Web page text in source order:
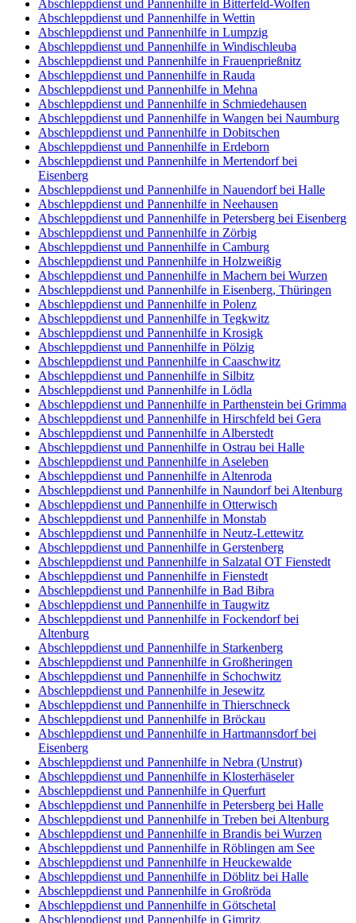
Abschleppdienst und Pannenhilfe in Bitterfeld-Wolfen
Abschleppdienst und Pannenhilfe in Wettin
Abschleppdienst und Pannenhilfe in Lumpzig
Abschleppdienst und Pannenhilfe in Windischleuba
Abschleppdienst und Pannenhilfe in Frauenprießnitz
Abschleppdienst und Pannenhilfe in Rauda
Abschleppdienst und Pannenhilfe in Mehna
Abschleppdienst und Pannenhilfe in Schmiedehausen
Abschleppdienst und Pannenhilfe in Wangen bei Naumburg
Abschleppdienst und Pannenhilfe in Dobitschen
Abschleppdienst und Pannenhilfe in Erdeborn
Abschleppdienst und Pannenhilfe in Mertendorf bei
Eisenberg
Abschleppdienst und Pannenhilfe in Nauendorf bei Halle
Abschleppdienst und Pannenhilfe in Neehausen
Abschleppdienst und Pannenhilfe in Petersberg bei Eisenberg
Abschleppdienst und Pannenhilfe in Zörbig
Abschleppdienst und Pannenhilfe in Camburg
Abschleppdienst und Pannenhilfe in Holzweißig
Abschleppdienst und Pannenhilfe in Machern bei Wurzen
Abschleppdienst und Pannenhilfe in Eisenberg, Thüringen
Abschleppdienst und Pannenhilfe in Polenz
Abschleppdienst und Pannenhilfe in Tegkwitz
Abschleppdienst und Pannenhilfe in Krosigk
Abschleppdienst und Pannenhilfe in Pölzig
Abschleppdienst und Pannenhilfe in Caaschwitz
Abschleppdienst und Pannenhilfe in Silbitz
Abschleppdienst und Pannenhilfe in Lödla
Abschleppdienst und Pannenhilfe in Parthenstein bei Grimma
Abschleppdienst und Pannenhilfe in Hirschfeld bei Gera
Abschleppdienst und Pannenhilfe in Alberstedt
Abschleppdienst und Pannenhilfe in Ostrau bei Halle
Abschleppdienst und Pannenhilfe in Aseleben
Abschleppdienst und Pannenhilfe in Altenroda
Abschleppdienst und Pannenhilfe in Naundorf bei Altenburg
Abschleppdienst und Pannenhilfe in Otterwisch
Abschleppdienst und Pannenhilfe in Monstab
Abschleppdienst und Pannenhilfe in Neutz-Lettewitz
Abschleppdienst und Pannenhilfe in Gerstenberg
Abschleppdienst und Pannenhilfe in Salzatal OT Fienstedt
Abschleppdienst und Pannenhilfe in Fienstedt
Abschleppdienst und Pannenhilfe in Bad Bibra
Abschleppdienst und Pannenhilfe in Taugwitz
Abschleppdienst und Pannenhilfe in Fockendorf bei
Altenburg
Abschleppdienst und Pannenhilfe in Starkenberg
Abschleppdienst und Pannenhilfe in Großheringen
Abschleppdienst und Pannenhilfe in Schochwitz
Abschleppdienst und Pannenhilfe in Jesewitz
Abschleppdienst und Pannenhilfe in Thierschneck
Abschleppdienst und Pannenhilfe in Bröckau
Abschleppdienst und Pannenhilfe in Hartmannsdorf bei
Eisenberg
Abschleppdienst und Pannenhilfe in Nebra (Unstrut)
Abschleppdienst und Pannenhilfe in Klosterhäseler
Abschleppdienst und Pannenhilfe in Querfurt
Abschleppdienst und Pannenhilfe in Petersberg bei Halle
Abschleppdienst und Pannenhilfe in Treben bei Altenburg
Abschleppdienst und Pannenhilfe in Brandis bei Wurzen
Abschleppdienst und Pannenhilfe in Röblingen am See
Abschleppdienst und Pannenhilfe in Heuckewalde
Abschleppdienst und Pannenhilfe in Döblitz bei Halle
Abschleppdienst und Pannenhilfe in Großröda
Abschleppdienst und Pannenhilfe in Götschetal
Abschleppdienst und Pannenhilfe in Gimritz